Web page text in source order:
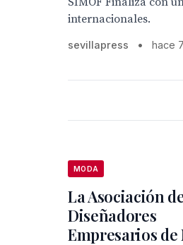
internacionales.
sevillapress • hace
MODA
La Asociación
Diseñadores
Empresarios de